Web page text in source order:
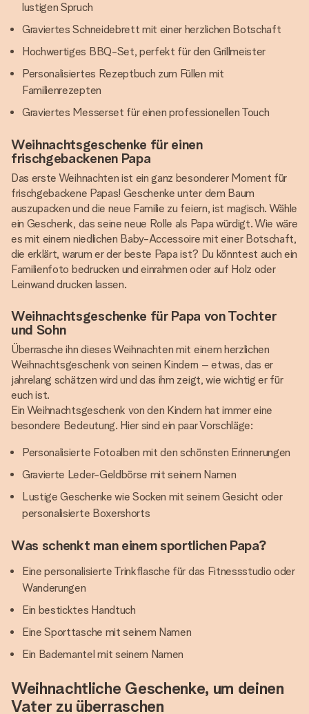
lustigen Spruch
Graviertes Schneidebrett mit einer herzlichen Botschaft
Hochwertiges BBQ-Set, perfekt für den Grillmeister
Personalisiertes Rezeptbuch zum Füllen mit
Familienrezepten
Graviertes Messerset für einen professionellen Touch
Weihnachtsgeschenke für einen
frischgebackenen Papa
Das erste Weihnachten ist ein ganz besonderer Moment für
frischgebackene Papas! Geschenke unter dem Baum
auszupacken und die neue Familie zu feiern, ist magisch. Wähle
ein Geschenk, das seine neue Rolle als Papa würdigt. Wie wäre
es mit einem niedlichen Baby-Accessoire mit einer Botschaft,
die erklärt, warum er der beste Papa ist? Du könntest auch ein
Familienfoto bedrucken und einrahmen oder auf Holz oder
Leinwand drucken lassen.
Weihnachtsgeschenke für Papa von Tochter
und Sohn
Überrasche ihn dieses Weihnachten mit einem herzlichen
Weihnachtsgeschenk von seinen Kindern – etwas, das er
jahrelang schätzen wird und das ihm zeigt, wie wichtig er für
euch ist.
Ein Weihnachtsgeschenk von den Kindern hat immer eine
besondere Bedeutung. Hier sind ein paar Vorschläge:
Personalisierte Fotoalben mit den schönsten Erinnerungen
Gravierte Leder-Geldbörse mit seinem Namen
Lustige Geschenke wie Socken mit seinem Gesicht oder
personalisierte Boxershorts
Was schenkt man einem sportlichen Papa?
Eine personalisierte Trinkflasche für das Fitnessstudio oder
Wanderungen
Ein besticktes Handtuch
Eine Sporttasche mit seinem Namen
Ein Bademantel mit seinem Namen
Weihnachtliche Geschenke, um deinen
Vater zu überraschen